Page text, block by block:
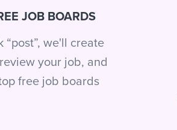
JOB BOARDS
“post”, we'll create
your job, and
free job boards